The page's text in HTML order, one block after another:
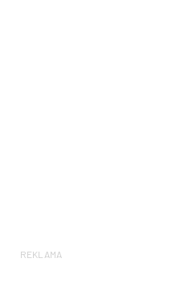
REKLAMA